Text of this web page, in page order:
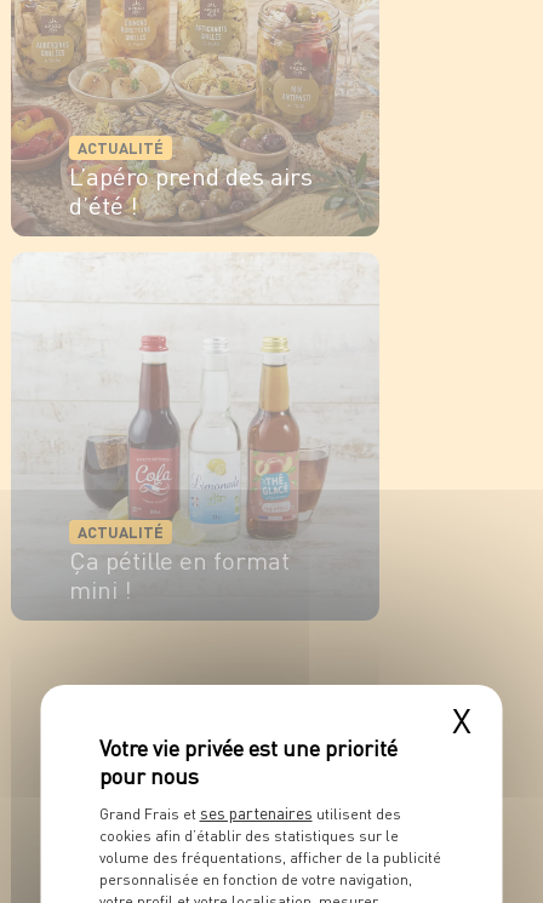
ACTUALITÉ
L’apéro prend des airs
d’été !
EN SAVOIR PLUS
ACTUALITÉ
Ça pétille en format
mini !
X
Grand Frais et ses partenaires utilisent des
cookies afin d’établir des statistiques sur le
volume des fréquentations, afficher de la publicité
personnalisée en fonction de votre navigation,